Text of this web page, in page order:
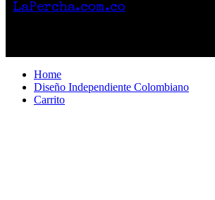
LaPercha.com.co
Home
Diseño Independiente Colombiano
Carrito